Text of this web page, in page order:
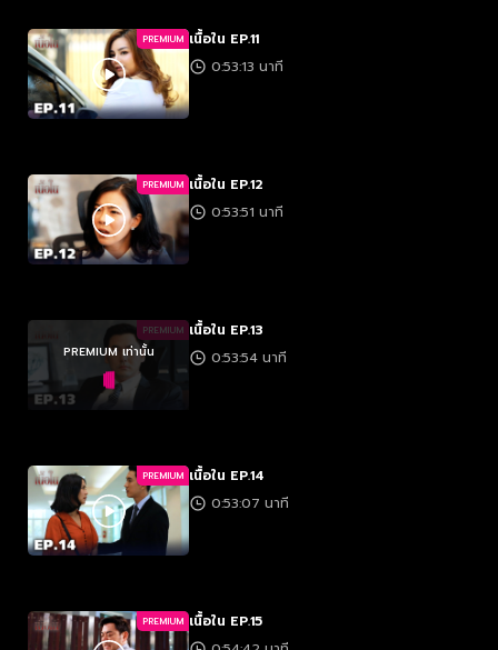
PREMIUM เนื้อใน EP.11
0:53:13 นาที
PREMIUM เนื้อใน EP.12
0:53:51 นาที
PREMIUM
PREMIUM เท่านั้น
เนื้อใน EP.13
0:53:54 นาที
PREMIUM เนื้อใน EP.14
0:53:07 นาที
PREMIUM เนื้อใน EP.15